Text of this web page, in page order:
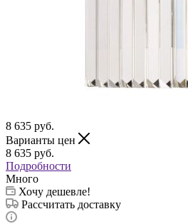
8 635 руб.
Варианты цен
8 635 руб.
Подробности
Много
Хочу дешевле!
Рассчитать доставку